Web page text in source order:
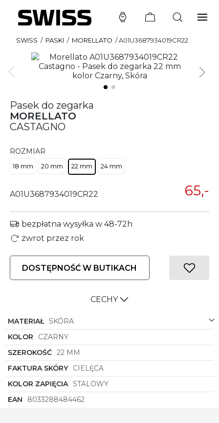
SWISS / PASKI / MORELLATO /A01U3687934019CR22
Pasek do zegarka
MORELLATO
CASTAGNO
ROZMIAR
18 mm 20 mm 22 mm 24 mm
A01U3687934019CR22 65,-
bezpłatna wysyłka w 48-72h
zwrot przez rok
DOSTĘPNOŚĆ W BUTIKACH
CECHY
MATERIAŁ SKÓRA
KOLOR
CZARNY
SZEROKOŚĆ 22 MM
FAKTURA SKÓRY CIELĘCA
KOLOR ZAPIĘCIA STALOWY
EAN
8033288484462